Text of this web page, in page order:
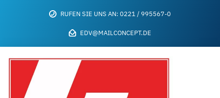
RUFEN SIE UNS AN: 0221 / 995567-0
EDV@MAILCONCEPT.DE